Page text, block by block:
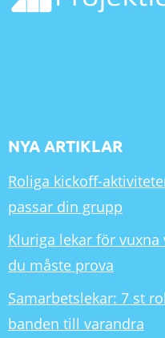
NYA ARTIKLAR
Roliga kickoff-
passar din grupp
Kluriga lekar för
du måste prova
Samarbetslekar: 7 st
banden till varandra